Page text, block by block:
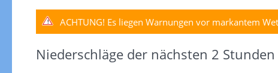
ACHTUNG! Es liegen Warnungen vor markantem
Niederschläge der nächsten 2 Stunden